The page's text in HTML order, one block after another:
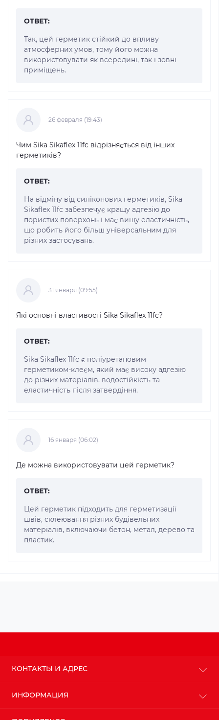
ОТВЕТ:
Так, цей герметик стійкий до впливу
атмосферних умов, тому його можна
використовувати як всередині, так і зовні
приміщень.
26 февраля (19:43)
Чим Sika Sikaflex 11fc відрізняється від інших
герметиків?
ОТВЕТ:
На відміну від силіконових герметиків, Sika
Sikaflex 11fc забезпечує кращу адгезію до
пористих поверхонь і має вищу еластичність,
що робить його більш універсальним для
різних застосувань.
31 января (09:55)
Які основні властивості Sika Sikaflex 11fc?
ОТВЕТ:
Sika Sikaflex 11fc є поліуретановим
герметиком-клеєм, який має високу адгезію
до різних матеріалів, водостійкість та
еластичність після затвердіння.
16 января (06:02)
Де можна використовувати цей герметик?
ОТВЕТ:
Цей герметик підходить для герметизації
швів, склеювання різних будівельних
матеріалів, включаючи бетон, метал, дерево та
пластик.
КОНТАКТЫ И АДРЕС
ИНФОРМАЦИЯ